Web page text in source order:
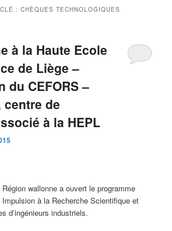
CLÉ :CHÈQUES TECHNOLOGIQUES
à la Haute Ecole
de Liège –
du CEFORS –
centre de
à la HEPL
wallonne a ouvert le programme
à la Recherche Scientifique et
d’ingénieurs industriels.